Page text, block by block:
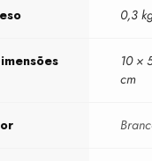
0,3
10 ×
cm